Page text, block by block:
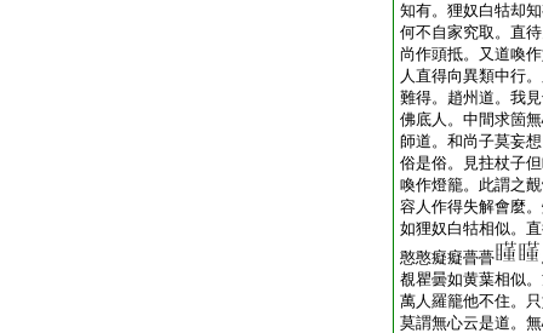
知有。狸奴白牯却
何不自家究取。直
尚作頭抵。又道喚
人直得向異類中行
難得。趙州道。我
佛底人。中間求箇
師道。和尚子莫妄
俗是俗。見拄杖子
喚作燈籠。此謂之
容人作得失解會麼
如狸奴白牯相似。
憨憨癡癡瞢瞢
覩瞿曇如黄葉相似
萬人羅籠他不住。
莫謂無心云是道。